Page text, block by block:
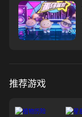
推荐游戏